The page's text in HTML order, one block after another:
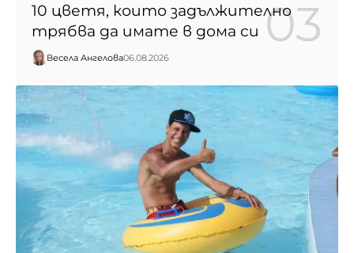
10 цветя, които задължително
трябва да имате в дома си
Весела Ангелова06.08.2026